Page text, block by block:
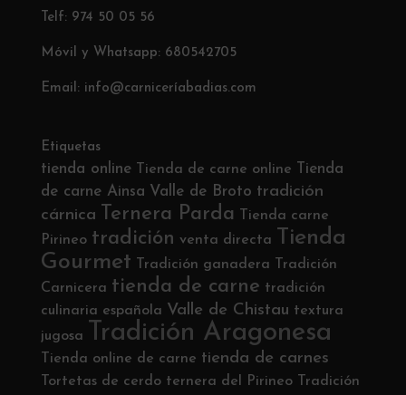
Telf: 974 50 05 56
Móvil y Whatsapp: 680542705
Email: info@carniceríabadias.com
Etiquetas
tienda online Tienda de carne online
Tienda
de carne Ainsa Valle de Broto tradición
cárnica Ternera Parda
Tienda carne
Pirineo tradición venta directa
Tienda
Gourmet
Tradición ganadera
Tradición
Carnicera tienda de carne tradición
culinaria española Valle de Chistau textura
jugosa
Tradición Aragonesa
Tienda online de carne tienda de carnes
Tortetas de cerdo ternera del Pirineo
Tradición